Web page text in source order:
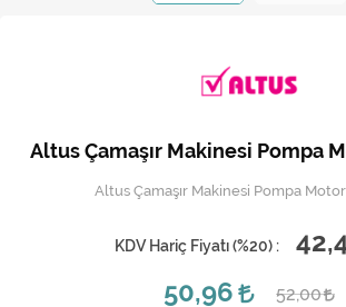
Rezistanslar
Altus Çamaşır Makinesi Pompa
Altus Çamaşır Makinesi Pompa
KDV Hariç Fiyatı (%20) :
50,96
52,00